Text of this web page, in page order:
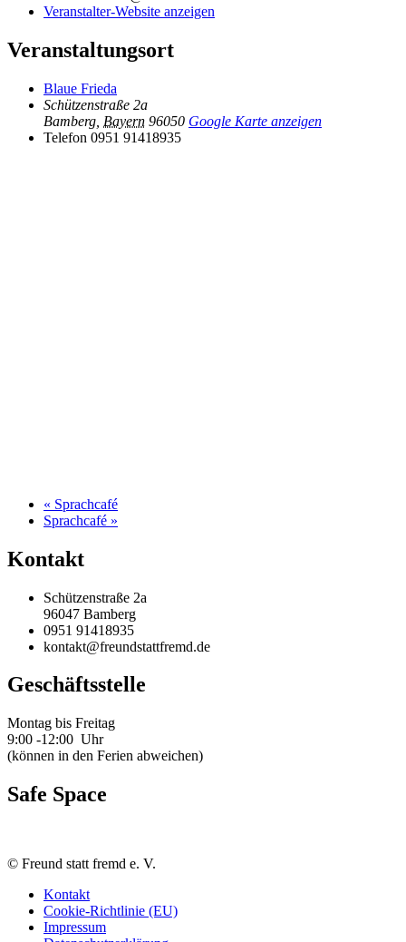
Veranstalter-Website anzeigen
Veranstaltungsort
Blaue Frieda
Schützenstraße 2a
Bamberg Bayern 96050 Google Karte anzeigen
Telefon 0951 91418935
« Sprachcafé
Sprachcafé »
Kontakt
Schützenstraße 2a
96047 Bamberg
0951 91418935
kontakt@freundstattfremd.de
Geschäftsstelle
Montag bis Freitag
9:00 -12:00 Uhr
(können in den Ferien abweichen)
Safe Space
© Freund statt fremd e. V.
Kontakt
Cookie-Richtlinie (EU)
Impressum